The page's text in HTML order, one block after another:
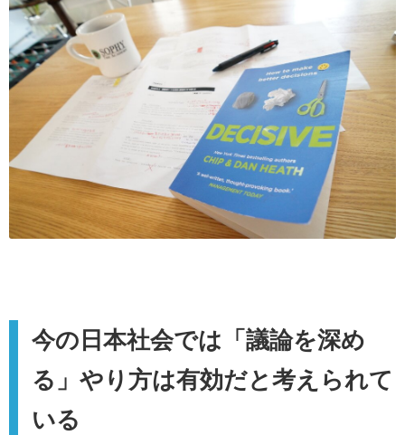
今の日本社会では「議論を深め
る」やり方は有効だと考えられて
いる